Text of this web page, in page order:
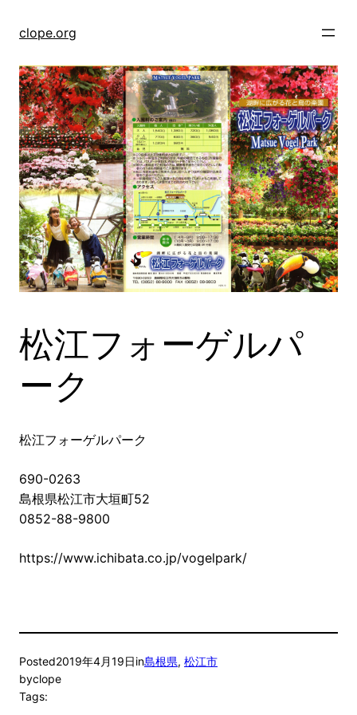
clope.org
松江フォーゲルパ
ーク
松江フォーゲルパーク
690-0263
島根県松江市大垣町52
0852-88-9800
https://www.ichibata.co.jp/vogelpark/
Posted2019年4月19日in島根県, 松江市
byclope
Tags: